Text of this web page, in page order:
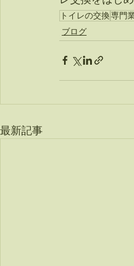
トイレの交換専門
ブログ
最新記事